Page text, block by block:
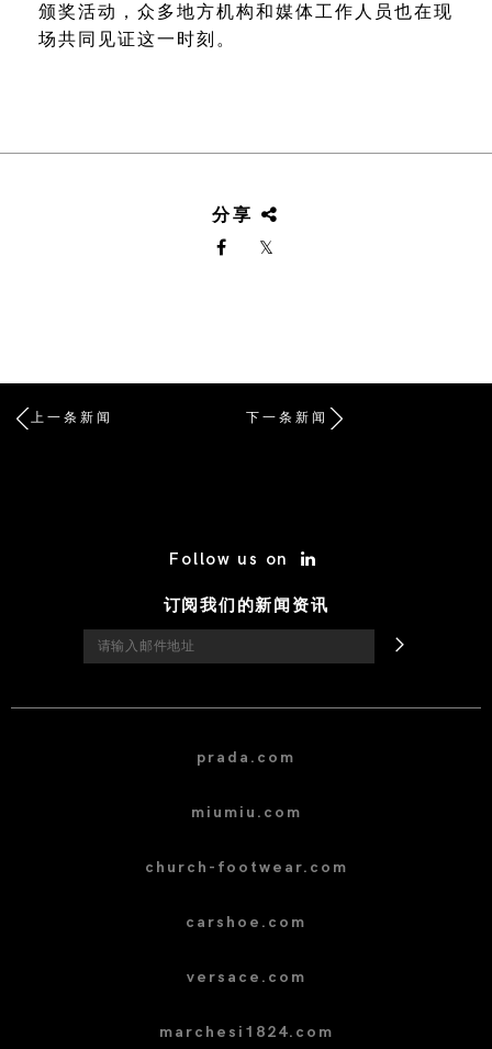
颁奖活动，众多地方机构和媒体工作人员也在现
场共同见证这一时刻。
分享
上一条新闻 下一条新闻
Follow us on
订阅我们的新闻资讯
prada.com
miumiu.com
church-footwear.com
carshoe.com
versace.com
marchesi1824.com